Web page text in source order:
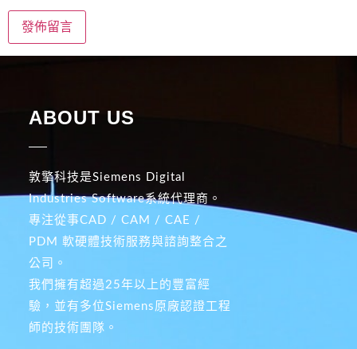
ABOUT US
敦擎科技是Siemens Digital
Industries Software系統代理商。
專注從事CAD / CAM / CAE /
PDM 軟硬體技術服務與諮詢整合之
公司。
我們擁有超過25年以上的豐富經
驗，並有多位Siemens原廠認證工程
師的技術團隊。